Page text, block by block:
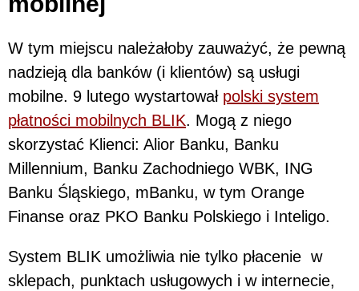
W tym miejscu należałoby zauważyć, że pewną
nadzieją dla banków (i klientów) są usługi
mobilne. 9 lutego wystartował polski system
płatności mobilnych BLIK. Mogą z niego
skorzystać Klienci: Alior Banku, Banku
Millennium, Banku Zachodniego WBK, ING
Banku Śląskiego, mBanku, w tym Orange
Finanse oraz PKO Banku Polskiego i Inteligo.
System BLIK umożliwia nie tylko płacenie w
sklepach, punktach usługowych i w internecie,